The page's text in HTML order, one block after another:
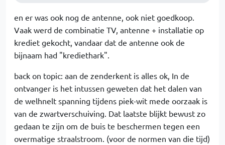
en er was ook nog de antenne, ook niet goedkoop.
Vaak werd de combinatie TV, antenne + installatie op
krediet gekocht, vandaar dat de antenne ook de
bijnaam had "krediethark".
back on topic: aan de zenderkent is alles ok, In de
ontvanger is het intussen geweten dat het dalen van
de welhnelt spanning tijdens piek-wit mede oorzaak is
van de zwartverschuiving. Dat laatste blijkt bewust zo
gedaan te zijn om de buis te beschermen tegen een
overmatige straalstroom. (voor de normen van die tijd)